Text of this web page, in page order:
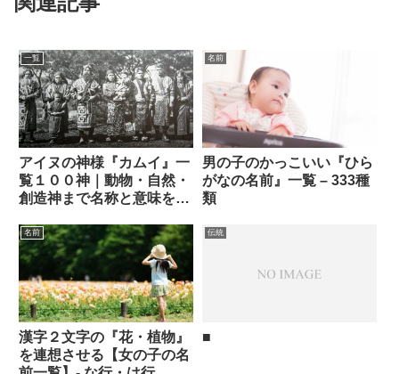
一覧
アイヌの神様『カムイ』一
覧１００神｜動物・自然・
創造神まで名称と意味を紹
名前
男の子のかっこいい『ひら
がなの名前』一覧 – 333種
類
名前
漢字２文字の『花・植物』
を連想させる【女の子の名
伝統
■